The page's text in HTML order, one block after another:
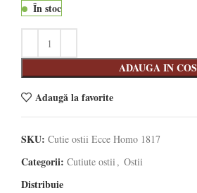
În stoc
ADAUGA IN COS
Adaugă la favorite
SKU: Cutie ostii Ecce Homo 1817
Categorii: Cutiute ostii , Ostii
Distribuie